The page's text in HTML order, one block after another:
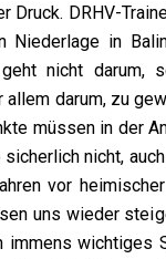
Druck. DRHV-
Niederlage in
nicht darum,
darum, zu
müssen in der
nicht,
vor
uns wieder
wichtiges